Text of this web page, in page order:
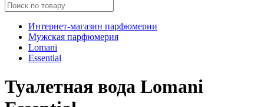
Интернет-магазин парфюмерии
Мужская парфюмерия
Lomani
Essential
Туалетная вода Lomani